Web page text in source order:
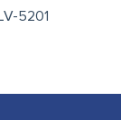
5201